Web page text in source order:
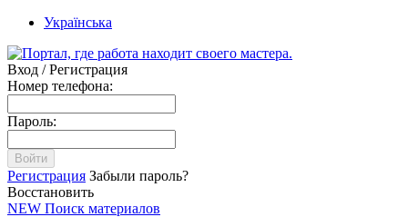
Українська
Вход / Регистрация
Номер телефона:
Пароль:
Войти
Регистрация Забыли пароль?
Восстановить
NEW Поиск материалов